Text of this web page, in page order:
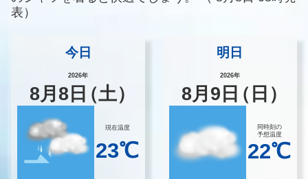
表）
今日
2026年
8月8 日（土）
現在温度
23℃
明日
2026年
8月 9 日（日）
同時刻の
予想温度
22℃